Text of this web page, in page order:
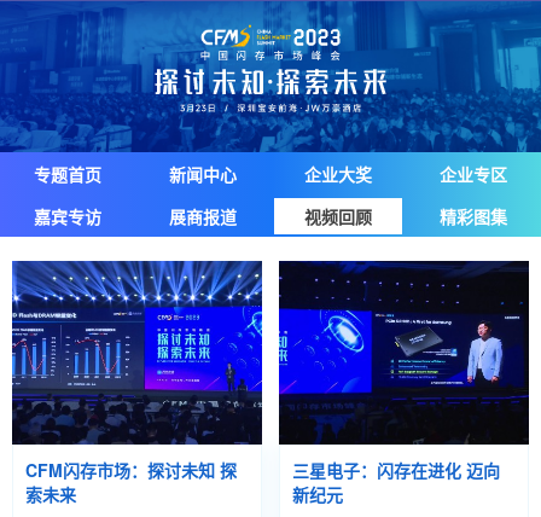
专题首页 新闻中心 企业大奖
企业专区
嘉宾专访
展商报道 视频回顾 精彩图集
CFM闪存市场：探讨未知 探
索未来
三星电子：闪存在进化 迈向
新纪元